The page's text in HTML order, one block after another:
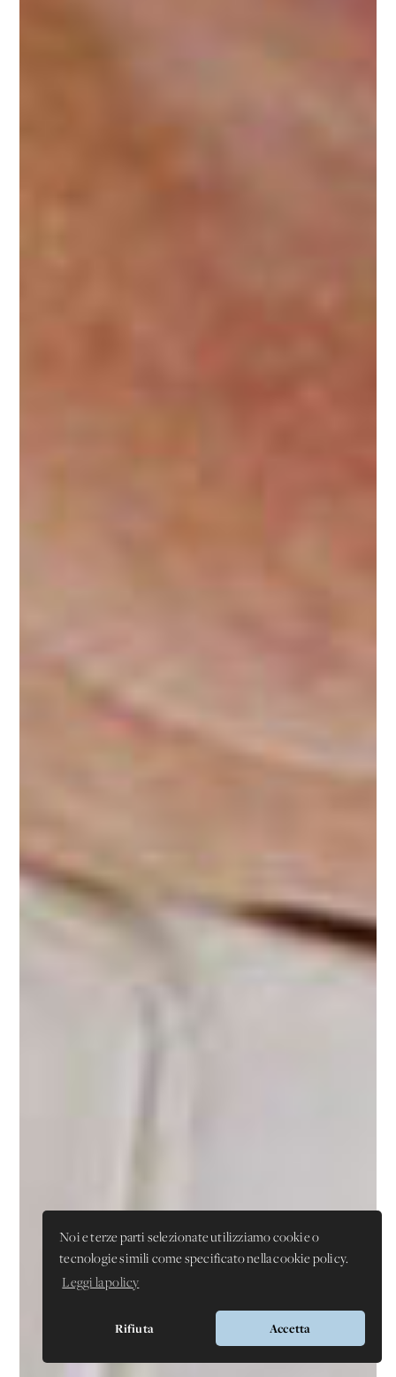
Noi e terze parti selezionate utilizziamo cookie o
tecnologie simili come specificato nella cookie policy.
Leggi la policy
Rifiuta Accetta